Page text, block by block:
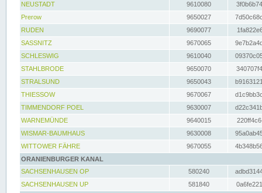
NEUSTADT
9610080
Prerow
9650027
RUDEN
9690077
SASSNITZ
9670065
SCHLESWIG
9610040
STAHLBRODE
9650070
STRALSUND
9650043
THIESSOW
9670067
TIMMENDORF POEL
9630007
WARNEMÜNDE
9640015
WISMAR-BAUMHAUS
9630008
WITTOWER FÄHRE
9670055
ORANIENBURGER KANAL
SACHSENHAUSEN OP
580240
SACHSENHAUSEN UP
581840